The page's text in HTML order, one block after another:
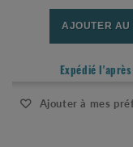
AJOUTER AU
Expédié
Ajouter à mes